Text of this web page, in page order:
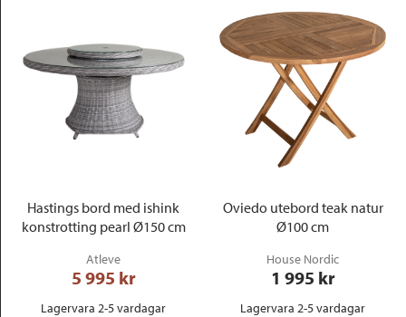
Hastings bord med ishink
konstrotting pearl Ø150 cm
Atleve
5 995 kr
Lagervara 2-5 vardagar
Oviedo utebord teak natur
Ø100 cm
House Nordic
1 995 kr
Lagervara 2-5 vardagar